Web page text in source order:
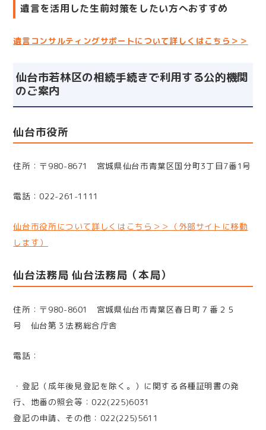
遺言を活用した生前対策をしたい方へおすすめ
遺言コンサルティングサポートについて詳しくはこちら＞＞
仙台市若林区の相続手続きで利用する公的機関
のご案内
仙台市役所
住所：〒980-8671 宮城県仙台市青葉区国分町3丁目7番1号
電話：022-261-1111
仙台市役所について詳しくはこちら＞＞（外部サイトに移動
します）
仙台法務局 仙台法務局（本局）
住所：〒980-8601 宮城県仙台市青葉区春日町７番２５
号 仙台第３法務総合庁舎
電話：
・登記（成年後見登記を除く。）に関する各種証明書の発
行、地番の照会等：022(225)6031
登記の申請、その他：022(225)5611